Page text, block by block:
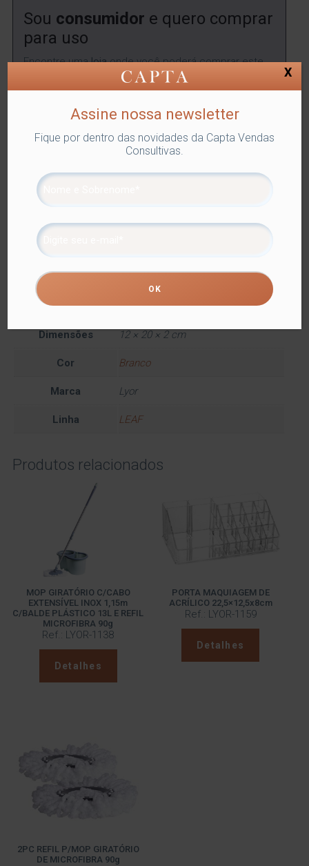
Sou consumidor e quero comprar
para uso
Encontre umalojaonde você poderá comprar este
Utilidades Domésticas
DECORATIVOS
Compartilhe
Informação adicional
Informação adicional
Dimensões 12 × 20 × 2 cm
Cor Branco
Marca Lyor
Linha LEAF
Produtos relacionados
MOP GIRATÓRIO C/CABO
EXTENSÍVEL INOX 1,15m
C/BALDE PLÁSTICO 13L E REFIL
MICROFIBRA 90g
Ref.: LYOR-1138
Detalhes
PORTA MAQUIAGEM DE
ACRÍLICO 22,5×12,5x8cm
Ref.: LYOR-1159
Detalhes
2PC REFIL P/MOP GIRATÓRIO
DE MICROFIBRA 90g
Assine nossa newsletter
Fique por dentro das novidades da Capta Vendas
Consultivas.
X